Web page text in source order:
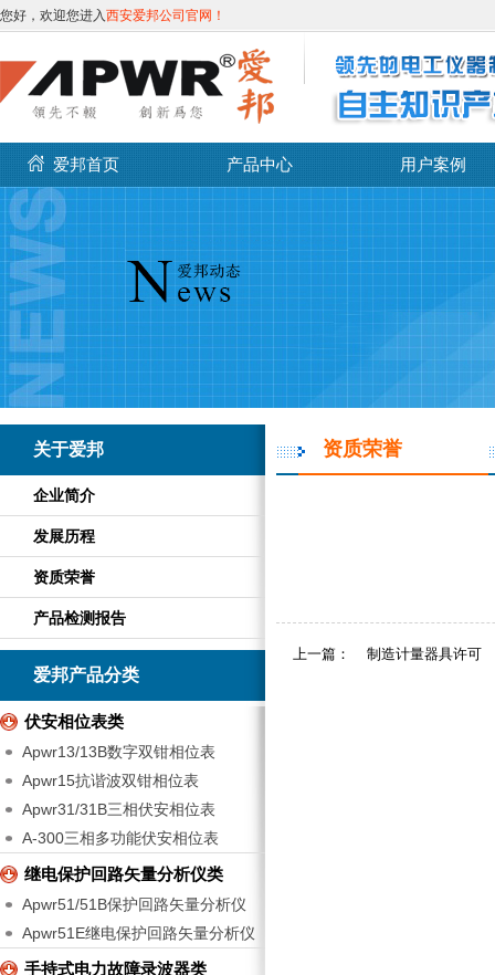
您好，欢迎您进入西安爱邦公司官网！
爱邦首页 产品中心 用户案例
关于爱邦
企业简介
发展历程
资质荣誉
产品检测报告
爱邦产品分类
伏安相位表类
Apwr13/13B数字双钳相位表
Apwr15抗谐波双钳相位表
Apwr31/31B三相伏安相位表
A-300三相多功能伏安相位表
继电保护回路矢量分析仪类
Apwr51/51B保护回路矢量分析仪
Apwr51E继电保护回路矢量分析仪
手持式电力故障录波器类
资质荣誉
上一篇： 制造计量器具许可